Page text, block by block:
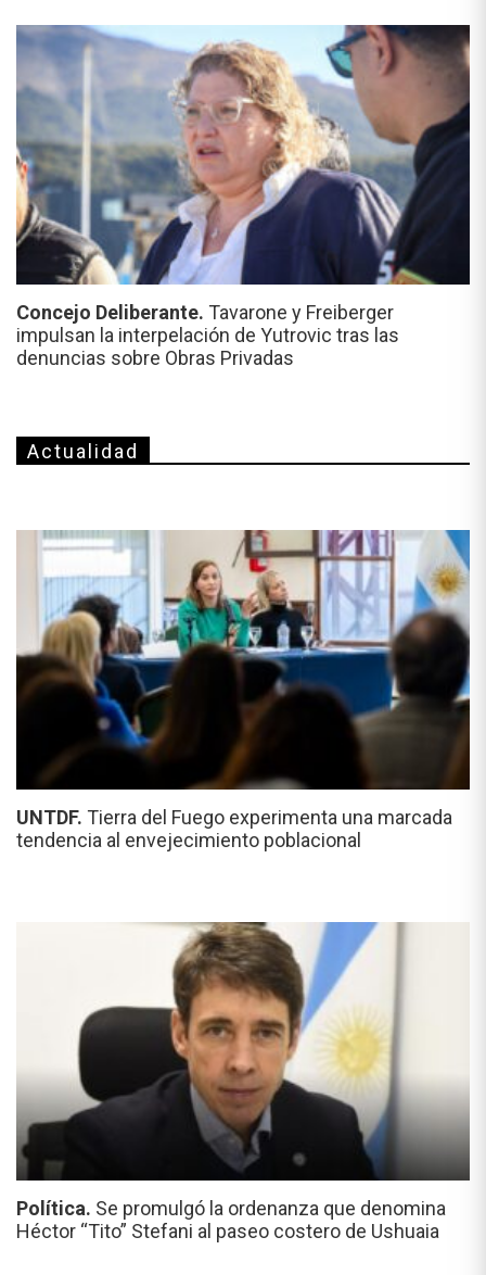
Concejo Deliberante. Tavarone y Freiberger
impulsan la interpelación de Yutrovic tras las
denuncias sobre Obras Privadas
Actualidad
UNTDF. Tierra del Fuego experimenta una marcada
tendencia al envejecimiento poblacional
Política. Se promulgó la ordenanza que denomina
Héctor “Tito” Stefani al paseo costero de Ushuaia